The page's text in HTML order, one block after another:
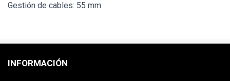
Gestión de cables: 55 mm
INFORMACIÓN